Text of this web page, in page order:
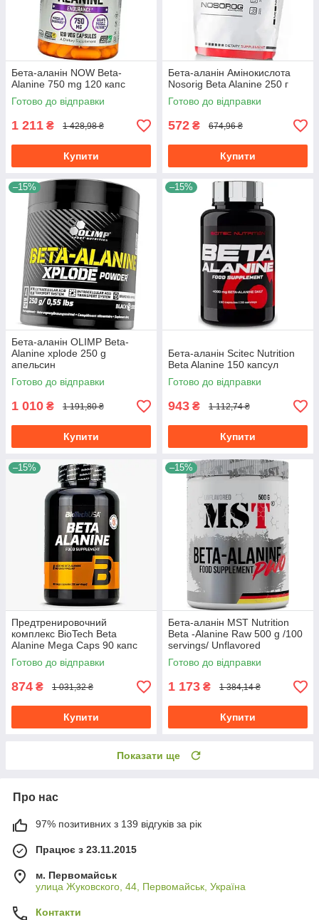
Бета-аланін NOW Beta-
Alanine 750 mg 120 капс
Готово до відправки
1 211 ₴ 1 428,98 ₴
Купити
Бета-аланін Амінокислота
Nosorig Beta Alanine 250 г
Готово до відправки
572 ₴ 674,96 ₴
Купити
–15%
Бета-аланін OLIMP Beta-
Alanine xplode 250 g
апельсин
Готово до відправки
1 010 ₴ 1 191,80 ₴
Купити
–15%
Бета-аланін Scitec Nutrition
Beta Alanine 150 капсул
Готово до відправки
943 ₴ 1 112,74 ₴
Купити
–15%
Предтренировочний
комплекс BioTech Beta
Alanine Mega Caps 90 капс
Готово до відправки
874 ₴ 1 031,32 ₴
Купити
–15%
Бета-аланін MST Nutrition
Beta -Alanine Raw 500 g /100
servings/ Unflavored
Готово до відправки
1 173 ₴ 1 384,14 ₴
Купити
Показати ще
Про нас
97% позитивних з 139 відгуків за рік
Працює з 23.11.2015
м. Первомайськ
улица Жуковского, 44, Первомайськ, Україна
Контакти